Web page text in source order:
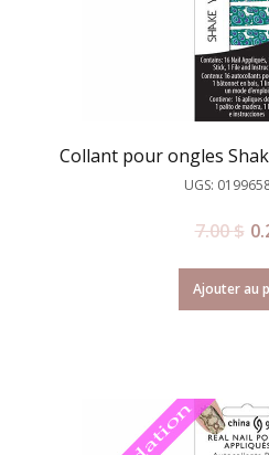
Collant pour ongles
UGS:
7.00$
Ajouter au